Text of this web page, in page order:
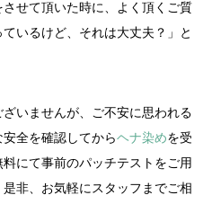
せて頂いた時に、よく頂くご質
いるけど、それは大丈夫？」と
いませんが、ご不安に思われる
全を確認してからヘナ染めを受
にて事前のパッチテストをご用
非、お気軽にスタッフまでご相